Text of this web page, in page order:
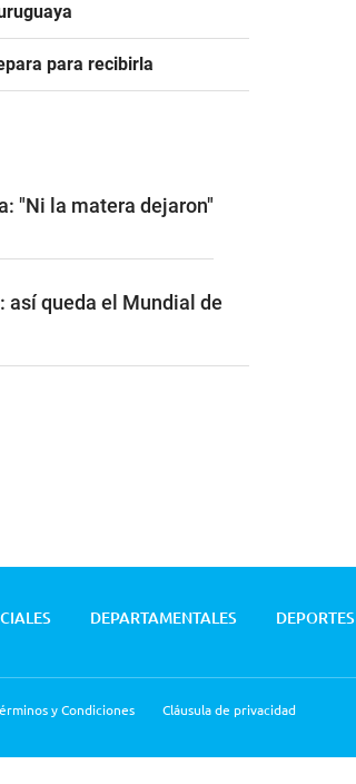
para recibirla
"Ni la matera dejaron"
queda el Mundial de
DEPARTAMENTALES DEPORTES
y Condiciones Cláusula de privacidad